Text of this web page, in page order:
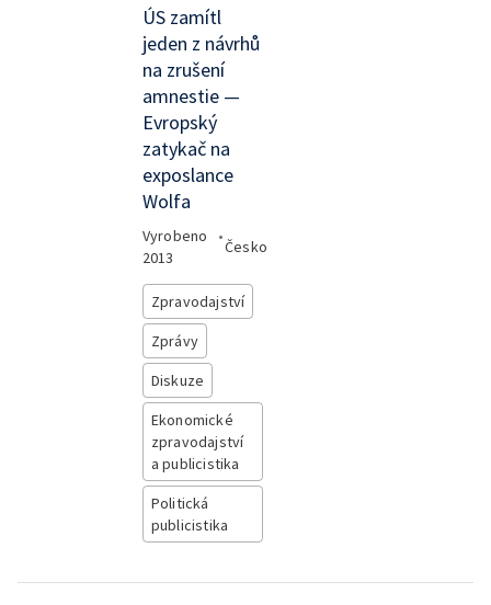
ÚS zamítl
jeden z návrhů
na zrušení
amnestie —
Evropský
zatykač na
exposlance
Wolfa
Vyrobeno
2013
•
Česko
Zpravodajství
Zprávy
Diskuze
Ekonomické
zpravodajství
a publicistika
Politická
publicistika